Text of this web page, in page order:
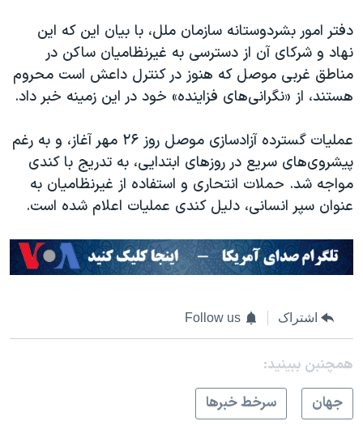
دفتر امور بشردوستانه سازمان ملل، با بیان این که این
نهاد و شرکای آن از دسترسی به غیرنظامیان ساکن در
مناطق غربی موصل که هنوز در کنترل داعش است محروم
هستند، از «نگرانی‌های فزاینده» خود در این زمینه خبر داد.
عملیات گسترده آزادسازی موصل روز ۲۶ مهر آغاز، و به رغم
پیشروی‌های سریع در روزهای ابتدایی، به تدریج با کندی
مواجه شد. حملات انتحاری و استفاده از غیرنظامیان به
عنوان سپر انسانی، دلیل کندی عملیات اعلام شده است.
اشتراک Follow us
همچنبن ببینید:
جهان
سرخط خبرها